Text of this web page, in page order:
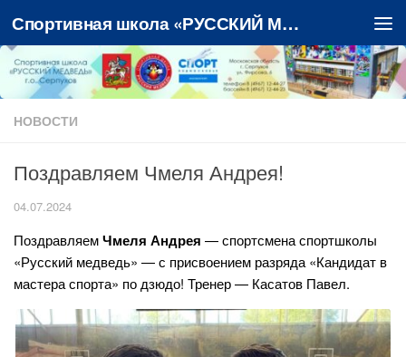
Перейти к содержимому Спортивная школа «РУССКИЙ МЕДВЕДЬ»
НОВОСТИ
Поздравляем Чмеля Андрея!
04.07.2024
ПоздравляемЧмеля Андрея — спортсмена спортшколы
«Русский медведь» — с присвоением разряда «Кандидат в
мастера спорта» по дзюдо! Тренер — Касатов Павел.